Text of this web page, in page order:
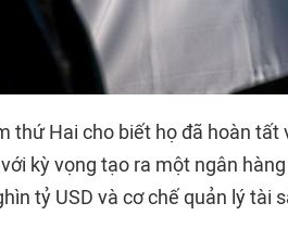
thứ Hai cho biết họ đã hoàn
kỳ vọng tạo ra một ngân
tỷ USD và cơ chế quản lý tài